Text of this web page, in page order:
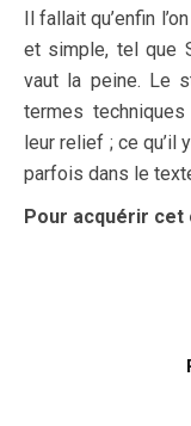
Il fallait qu’enfin
et simple, tel que
vaut la peine. Le
termes
leur relief ; ce qu’il
parfois dans le
Pour acquérir cet